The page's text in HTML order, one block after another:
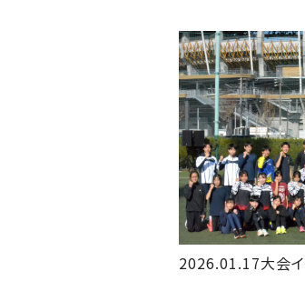
2026.01.17大会